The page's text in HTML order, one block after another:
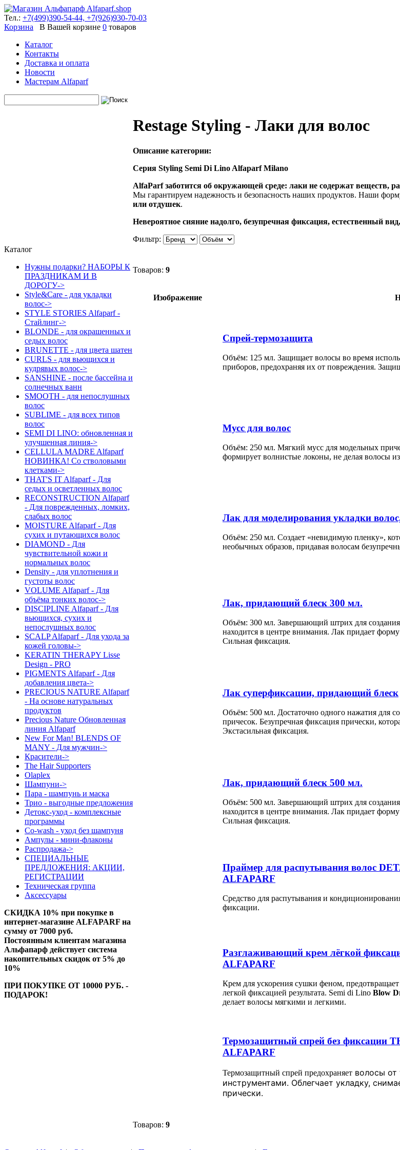
Тел.: +7(499)390-54-44, +7(926)930-70-03
Корзина В Вашей корзине 0 товаров
Каталог
Контакты
Доставка и оплата
Новости
Мастерам Alfaparf
Каталог
Нужны подарки? НАБОРЫ К
ПРАЗДНИКАМ И В
ДОРОГУ->
Style&Care - для укладки
волос->
STYLE STORIES Alfaparf -
Стайлинг->
BLONDE - для окрашенных и
седых волос
BRUNETTE - для цвета шатен
CURLS - для вьющихся и
кудрявых волос->
SANSHINE - после бассейна и
солнечных ванн
SMOOTH - для непослушных
волос
SUBLIME - для всех типов
волос
SEMI DI LINO: обновленная и
улучшенная линия->
CELLULA MADRE Alfaparf
НОВИНКА! Со стволовыми
клетками->
THAT'S IT Alfaparf - Для
седых и осветленных волос
RECONSTRUCTION Alfaparf
- Для поврежденных, ломких,
слабых волос
MOISTURE Alfaparf - Для
сухих и путающихся волос
DIAMOND - Для
чувствительной кожи и
нормальных волос
Density - для уплотнения и
густоты волос
VOLUME Alfaparf - Для
объёма тонких волос->
DISCIPLINE Alfaparf - Для
вьющихся, сухих и
непослушных волос
SCALP Alfaparf - Для ухода за
кожей головы->
KERATIN THERAPY Lisse
Design - PRO
PIGMENTS Alfaparf - Для
добавления цвета->
PRECIOUS NATURE Alfaparf
- На основе натуральных
продуктов
Precious Nature Обновленная
линия Alfaparf
New For Man! BLENDS OF
MANY - Для мужчин->
Красители->
The Hair Supporters
Olaplex
Шампуни->
Пара - шампунь и маска
Трио - выгодные предложения
Детокс-уход - комплексные
программы
Co-wash - уход без шампуня
Ампулы - мини-флаконы
Распродажа->
СПЕЦИАЛЬНЫЕ
ПРЕДЛОЖЕНИЯ: АКЦИИ,
РЕГИСТРАЦИИ
Техническая группа
Аксессуары
СКИДКА 10% при покупке в
интернет-магазине ALFAPARF на
сумму от 7000 руб.
Постоянным клиентам магазина
Альфапарф действует система
накопительных скидок от 5% до
10%
ПРИ ПОКУПКЕ ОТ 10000 РУБ. -
ПОДАРОК!
Restage Styling - Лаки для волос
Описание категории:
Cерия Styling Semi Di Lino Alfaparf Milano
AlfaParf заботится об окружающей среде: лаки не содержат веществ,
Мы гарантируем надежность и безопасность наших продуктов. Наши
или отдушек.
Невероятное сияние надолго, безупречная фиксация, естественный
Фильтр:
Товаров: 9
Изображение
Спрей-термозащита
Объём: 125 мл. Защищает волосы во время
приборов, предохраняя их от повреждения.
Мусс для волос
Объём: 250 мл. Мягкий мусс для модельных
формирует волнистые локоны, не делая волосы
Лак для моделирования укладки
Объём: 250 мл. Создает «невидимую пленку»,
необычных образов, придавая волосам
Лак, придающий блеск 300 мл.
Объём: 300 мл. Завершающий штрих для создания
находится в центре внимания. Лак придает
Сильная фиксация.
Лак суперфиксации, придающий блеск
Объём: 500 мл. Достаточно одного нажатия для
причесок. Безупречная фиксация прически,
Экстасильная фиксация.
Лак, придающий блеск 500 мл.
Объём: 500 мл. Завершающий штрих для создания
находится в центре внимания. Лак придает
Сильная фиксация.
Праймер для распутывания волос
ALFAPARF
Средство для распутывания и
фиксации.
Разглаживающий крем лёгкой
ALFAPARF
Крем для ускорения сушки феном,
легкой фиксацией результата. Semi di Lino Blow
делает волосы мягкими и легкими.
Термозащитный спрей без фиксации
ALFAPARF
Термозащитный спрей предохраняет волосы от
инструментами. Облегчает укладку,
прически.
Товаров: 9